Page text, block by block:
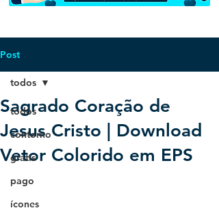
Post
todos
contorno
grátis
pago
ícones
todos
Sagrado Coração de
Jesus Cristo | Download
Vetor Colorido em EPS